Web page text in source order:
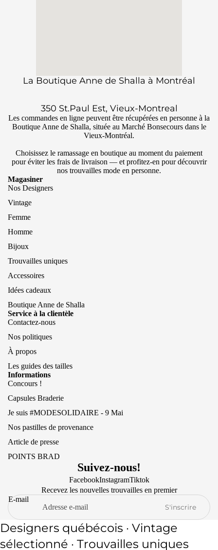
La Boutique Anne de Shalla à Montréal
350 St.Paul Est, Vieux-Montreal
Les commandes en ligne peuvent être récupérées en personne à la
Boutique Anne de Shalla, située au Marché Bonsecours dans le
Vieux-Montréal.
Choisissez le ramassage en boutique au moment du paiement
pour éviter les frais de livraison — et profitez-en pour découvrir
nos trouvailles mode en personne.
Magasiner
Nos Designers
Vintage
Femme
Homme
Bijoux
Trouvailles uniques
Accessoires
Idées cadeaux
Boutique Anne de Shalla
Service à la clientèle
Contactez-nous
Nos politiques
À propos
Les guides des tailles
Informations
Concours !
Capsules Braderie
Je suis #MODESOLIDAIRE - 9 Mai
Nos pastilles de provenance
Article de presse
POINTS BRAD
Suivez-nous!
FacebookInstagramTiktok
Recevez les nouvelles trouvailles en premier
E-mail
S'inscrire
Designers québécois · Vintage
sélectionné · Trouvailles uniques
Politique de remboursement
Politique de confidentialité